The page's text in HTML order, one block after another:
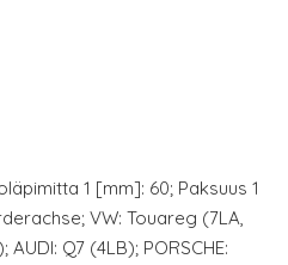
1 [mm]: 60; Paksuus 1
VW: Touareg (7LA,
Q7 (4LB); PORSCHE: